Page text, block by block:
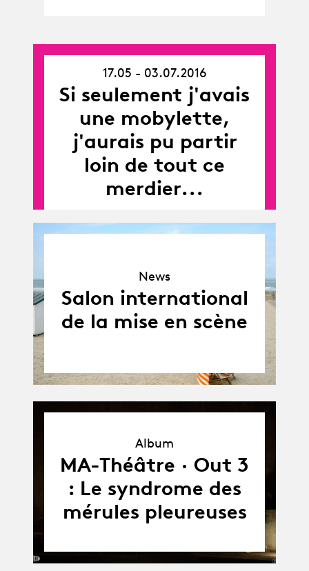
-
03.07.16
17.05 - 03.07.2016
Si seulement j'avais
une mobylette,
j'aurais pu partir
loin de tout ce
merdier...
News
Salon international
de la mise en scène
Album
MA-Théâtre · Out 3
: Le syndrome des
mérules pleureuses